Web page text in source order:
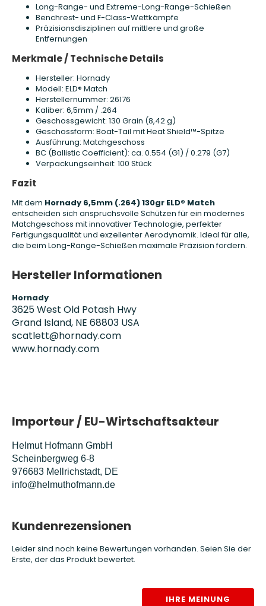
Long-Range- und Extreme-Long-Range-Schießen
Benchrest- und F-Class-Wettkämpfe
Präzisionsdisziplinen auf mittlere und große
Entfernungen
Merkmale / Technische Details
Hersteller: Hornady
Modell: ELD® Match
Herstellernummer: 26176
Kaliber: 6,5mm / .264
Geschossgewicht: 130 Grain (8,42 g)
Geschossform: Boat-Tail mit Heat Shield™-Spitze
Ausführung: Matchgeschoss
BC (Ballistic Coefficient): ca. 0.554 (G1) / 0.279 (G7)
Verpackungseinheit: 100 Stück
Fazit
Mit dem Hornady 6,5mm (.264) 130gr ELD® Match
entscheiden sich anspruchsvolle Schützen für ein modernes
Matchgeschoss mit innovativer Technologie, perfekter
Fertigungsqualität und exzellenter Aerodynamik. Ideal für alle,
die beim Long-Range-Schießen maximale Präzision fordern.
Hersteller Informationen
Hornady
3625 West Old Potash Hwy
Grand Island, NE 68803 USA
scatlett@hornady.com
www.hornady.com
Importeur / EU-Wirtschaftsakteur
Helmut Hofmann GmbH
Scheinbergweg 6-8
976683 Mellrichstadt, DE
info@helmuthofmann.de
Kundenrezensionen
Leider sind noch keine Bewertungen vorhanden. Seien Sie der
Erste, der das Produkt bewertet.
IHRE MEINUNG